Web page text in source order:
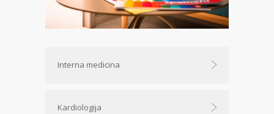
Interna medicina
Kardiologija